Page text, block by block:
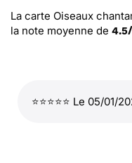
La carte Oiseaux
la note moyenne de 4.5/
⭐⭐⭐⭐⭐ Le 05/